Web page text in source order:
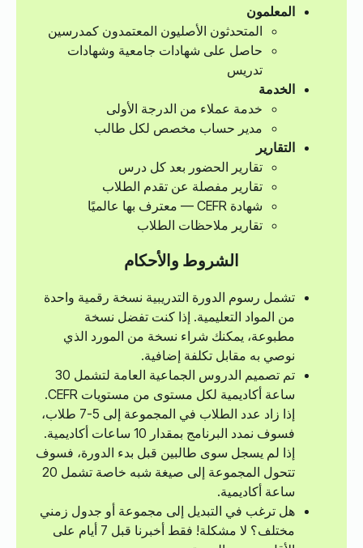
المعلمون
المتحدثون الأصليون المعتمدون كمدرسين
حاصل على شهادات جامعية وشهادات
تدريس
الخدمة
خدمة عملاء من الدرجة الأولى
مدير حساب مخصص لكل طالب
التقارير
تقارير الحضور بعد كل درس
تقارير مفصلة عن تقدم الطلاب
شهادة CEFR — معترف بها عالميًا
تقارير ملاحظات الطلاب
الشروط والأحكام
تشمل رسوم الدورة التدريبية نسخة رقمية واحدة
من المواد التعليمية. إذا كنت تفضل نسخة
مطبوعة، يمكنك شراء نسخة من المورد الذي
نوصي به مقابل تكلفة إضافية.
تم تصميم الدروس الجماعية العامة لتشمل 30
ساعة أكاديمية لكل مستوى من مستويات CEFR.
إذا زاد عدد الطلاب في المجموعة إلى 5-7 طلاب،
فسوف نمدد البرنامج بمقدار 10 ساعات أكاديمية.
إذا لم يسجل سوى طالبين قبل بدء الدورة، فسوف
تتحول المجموعة إلى صيغة شبه خاصة تشمل 20
ساعة أكاديمية.
هل ترغب في التبديل إلى مجموعة أو جدول زمني
مختلف؟ لا مشكلة! فقط أخبرنا قبل 7 أيام على